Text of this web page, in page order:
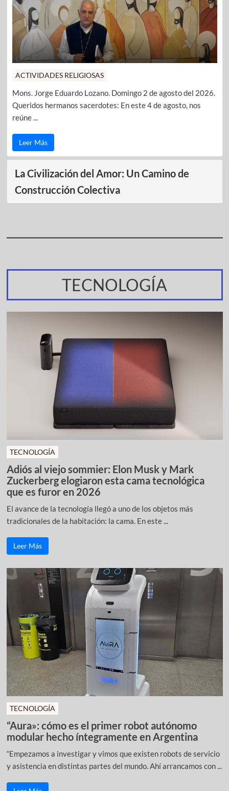
ACTIVIDADES RELIGIOSAS
Mons. Jorge Eduardo Lozano. Domingo 2 de agosto del 2026.
Queridos hermanos sacerdotes: En este 4 de agosto, nos
reúne ...
Leer Más
La Civilización del Amor: Un Camino de
Construcción Colectiva
TECNOLOGÍA
TECNOLOGÍA
Adiós al viejo sommier: Elon Musk y Mark
Zuckerberg elogiaron esta cama tecnológica
que es furor en 2026
El avance de la tecnología llegó a uno de los objetos más
tradicionales de la habitación: la cama. En este ...
Leer Más
TECNOLOGÍA
“Aura»: cómo es el primer robot autónomo
modular hecho íntegramente en Argentina
“Empezamos a investigar y vimos que existen robots de servicio
y asistencia en distintas partes del mundo. Ahí arrancamos con ...